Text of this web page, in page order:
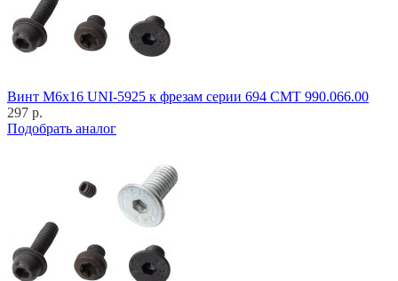
Винт M6x16 UNI-5925 к фрезам серии 694 CMT 990.066.00
297 р.
Подобрать аналог